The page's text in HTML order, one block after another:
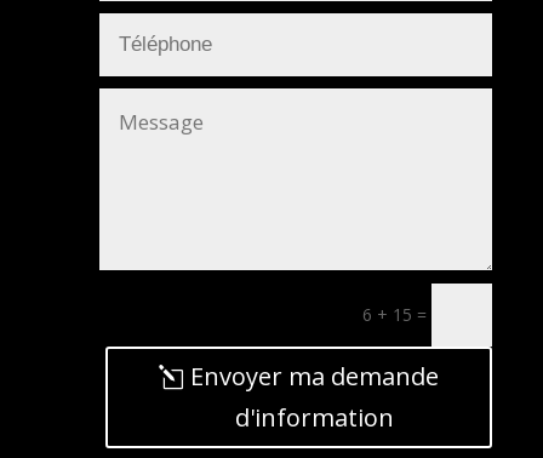
6 + 15 =
Envoyer ma demande
d'information